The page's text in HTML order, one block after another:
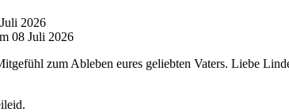
2026
08 Juli 2026
zum Ableben eures geliebten Vaters. Liebe